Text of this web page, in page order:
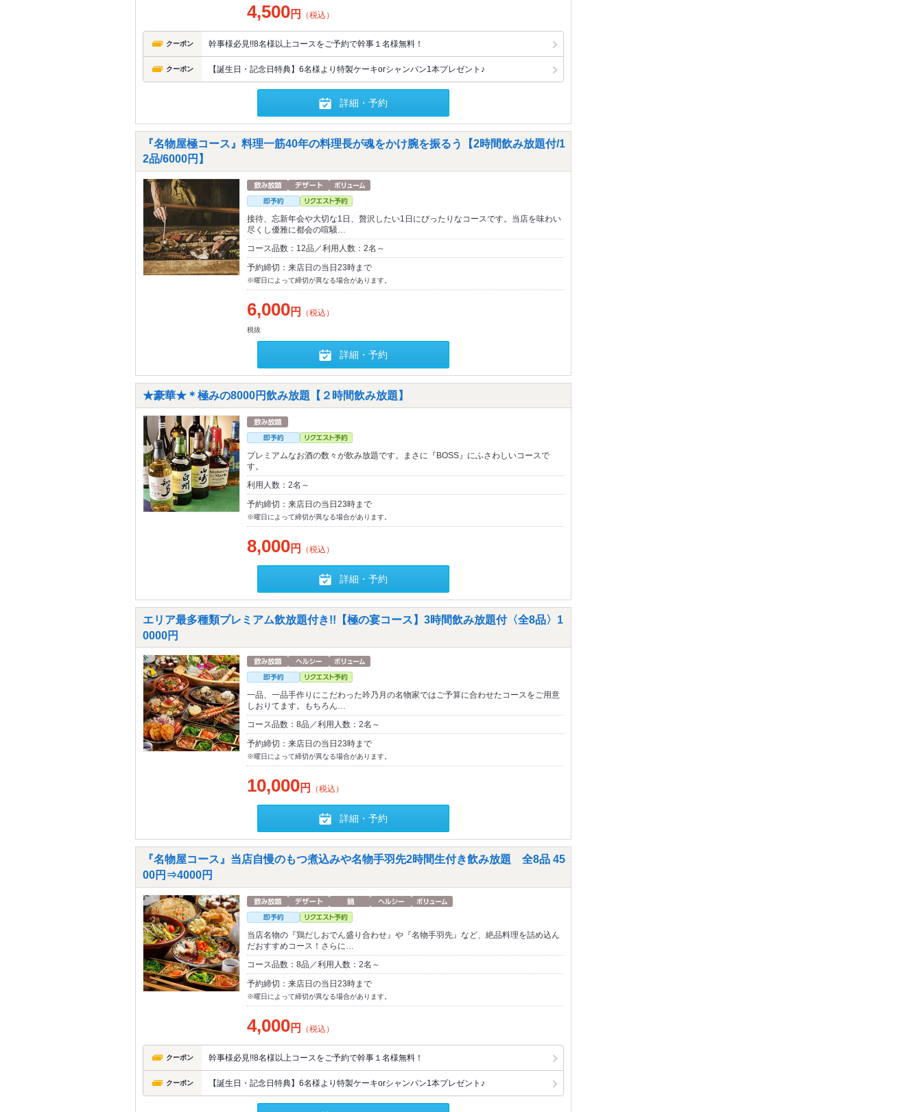
4,500円 （税込）
クーポン 幹事様必見!!8名様以上コースをご予約で幹事１名様無料！
クーポン 【誕生日・記念日特典】6名様より特製ケーキorシャンパン1本プレゼント♪
詳細・予約
『名物屋極コース』料理一筋40年の料理長が魂をかけ腕を振るう【2時間飲み放題付/1
2品/6000円】
接待、忘新年会や大切な1日、贅沢したい1日にぴったりなコースです。当店を味わい
尽くし優雅に都会の喧騒…
コース品数：12品／利用人数：2名～
予約締切：来店日の当日23時まで
※曜日によって締切が異なる場合があります。
6,000円 （税込）
税抜
詳細・予約
★豪華★＊極みの8000円飲み放題【２時間飲み放題】
プレミアムなお酒の数々が飲み放題です。まさに『BOSS』にふさわしいコースで
す。
利用人数：2名～
予約締切：来店日の当日23時まで
※曜日によって締切が異なる場合があります。
8,000円 （税込）
詳細・予約
エリア最多種類プレミアム飲放題付き!!【極の宴コース】3時間飲み放題付〈全8品〉1
0000円
一品、一品手作りにこだわった吟乃月の名物家ではご予算に合わせたコースをご用意
しおりてます。もちろん…
コース品数：8品／利用人数：2名～
予約締切：来店日の当日23時まで
※曜日によって締切が異なる場合があります。
10,000円 （税込）
詳細・予約
『名物屋コース』当店自慢のもつ煮込みや名物手羽先2時間生付き飲み放題 全8品 45
00円⇒4000円
当店名物の『鶏だしおでん盛り合わせ』や『名物手羽先』など、絶品料理を詰め込ん
だおすすめコース！さらに…
コース品数：8品／利用人数：2名～
予約締切：来店日の当日23時まで
※曜日によって締切が異なる場合があります。
4,000円 （税込）
クーポン 幹事様必見!!8名様以上コースをご予約で幹事１名様無料！
クーポン 【誕生日・記念日特典】6名様より特製ケーキorシャンパン1本プレゼント♪